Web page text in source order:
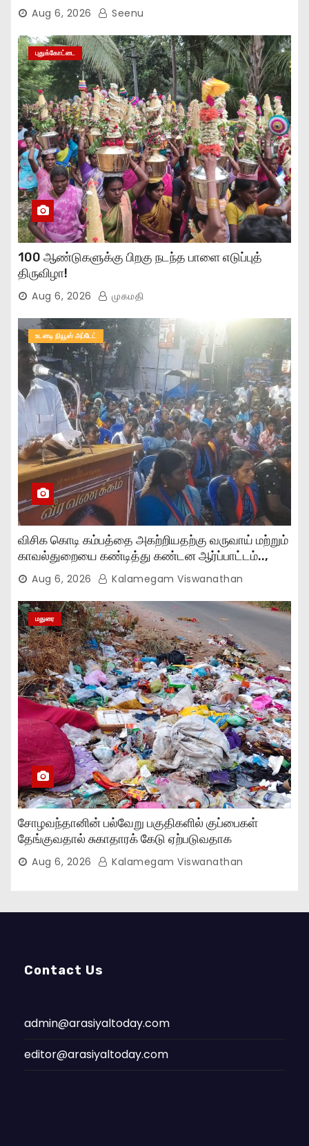
Aug 6, 2026 Seenu
புதுக்கோட்டை
100 ஆண்டுகளுக்கு பிறகு நடந்த பாளை எடுப்புத்
திருவிழா!
Aug 6, 2026 முகமதி
உடனடி நியூஸ் அப்டேட்
விசிக கொடி கம்பத்தை அகற்றியதற்கு வருவாய் மற்றும்
காவல்துறையை கண்டித்து கண்டன ஆர்ப்பாட்டம்..,
Aug 6, 2026 Kalamegam Viswanathan
மதுரை
சோழவந்தானின் பல்வேறு பகுதிகளில் குப்பைகள்
தேங்குவதால் சுகாதாரக் கேடு ஏற்படுவதாக
பொதுமக்கள் புகார்..,
Aug 6, 2026 Kalamegam Viswanathan
Contact Us
admin@arasiyaltoday.com
editor@arasiyaltoday.com